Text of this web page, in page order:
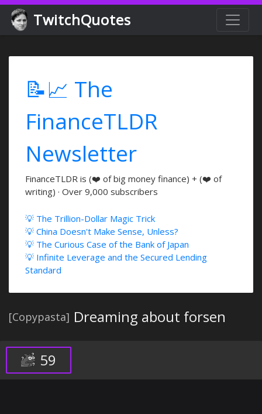
TwitchQuotes
📝📈 The
FinanceTLDR
Newsletter
FinanceTLDR is (❤️ of big money finance) + (❤️ of
writing) · Over 9,000 subscribers
💡 The Trillion-Dollar Magic Trick
💡 China Doesn't Make Sense, Unless?
💡 The Curious Case of the Bank of Japan
💡 Infinite Leverage and the Secured Lending
Standard
[Copypasta] Dreaming about forsen
59